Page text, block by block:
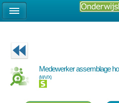
Medewerker assemblage
(M/V/X)